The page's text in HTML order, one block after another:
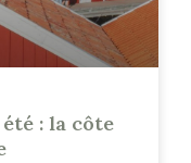
: la côte